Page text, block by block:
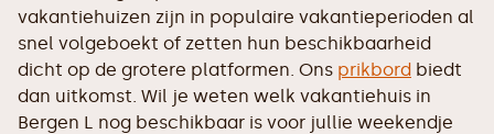
vakantiehuizen zijn in populaire vakantieperioden al
snel volgeboekt of zetten hun beschikbaarheid
dicht op de grotere platformen. Ons prikbord biedt
dan uitkomst. Wil je weten welk vakantiehuis in
Bergen L nog beschikbaar is voor jullie weekendje